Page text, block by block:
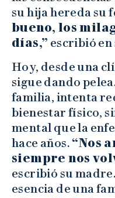
su hija hereda su
bueno, los
días,” escribió en
Hoy, desde una
sigue dando
familia, intenta
bienestar físico,
mental que la
hace años. “Nos
siempre nos
escribió su
esencia de una